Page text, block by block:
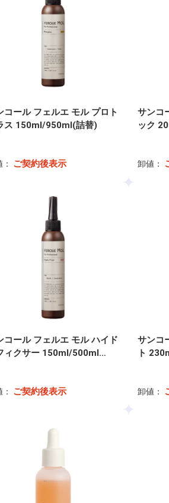
コール フェルエ モル プロト
ス 150ml/950ml(詰替)
ご契約後表示
サンコ
ック
卸値：
コール フェルエ モル ハイド
ィクサー 150ml/500ml…
ご契約後表示
サンコ
ト
卸値：